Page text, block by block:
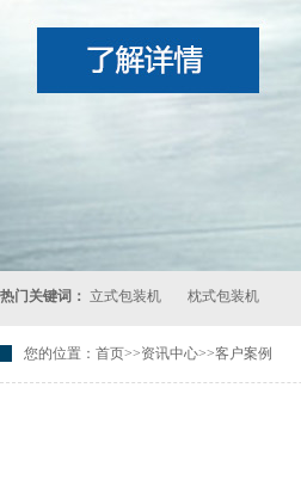
热门关键词： 立式包装机 枕式包装机
您的位置： 首页>>资讯中心>>客户案例